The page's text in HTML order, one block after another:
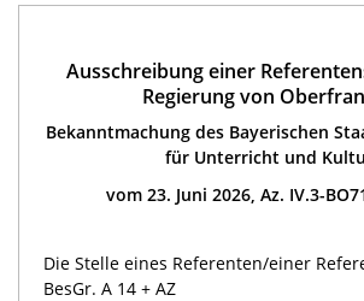
Ausschreibung einer
Regierung von
Bekanntmachung des Bayerischen
für Unterricht und
vom 23. Juni 2026, Az. IV.3-
Die Stelle eines Referenten/einer
BesGr. A 14 + AZ